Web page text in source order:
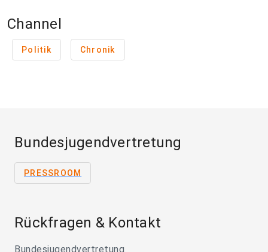
Channel
Politik Chronik
Bundesjugendvertretung
PRESSROOM
Rückfragen & Kontakt
Bundesjugendvertretung